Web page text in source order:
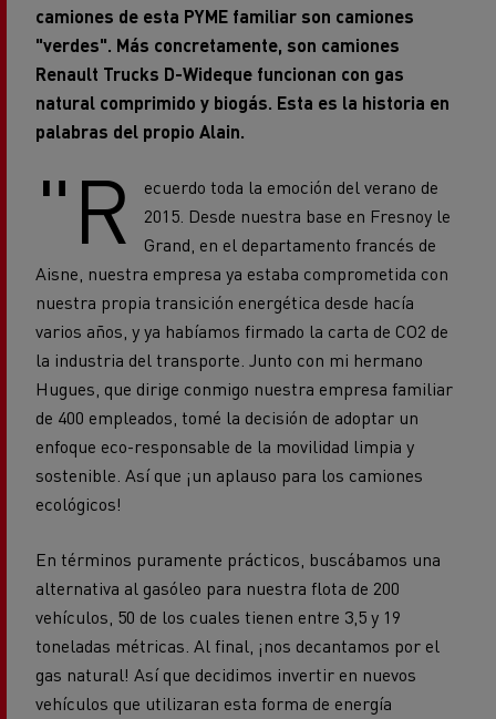
camiones de esta PYME familiar son camiones
"verdes". Más concretamente, son camiones
Renault Trucks D-Wideque funcionan con gas
natural comprimido y biogás. Esta es la historia en
palabras del propio Alain.
"R
ecuerdo toda la emoción del verano de
2015. Desde nuestra base en Fresnoy le
Grand, en el departamento francés de
Aisne, nuestra empresa ya estaba comprometida con
nuestra propia transición energética desde hacía
varios años, y ya habíamos firmado la carta de CO2 de
la industria del transporte . Junto con mi hermano
Hugues, que dirige conmigo nuestra empresa familiar
de 400 empleados, tomé la decisión de adoptar un
enfoque eco-responsable de la movilidad limpia y
sostenible. Así que ¡un aplauso para los camiones
ecológicos!
En términos puramente prácticos, buscábamos una
alternativa al gasóleo para nuestra flota de 200
vehículos, 50 de los cuales tienen entre 3,5 y 19
toneladas métricas. Al final, ¡nos decantamos por el
gas natural! Así que decidimos invertir en nuevos
vehículos que utilizaran esta forma de energía